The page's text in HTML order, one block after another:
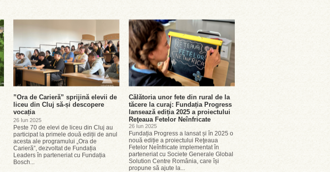
”Ora de Carieră” sprijină elevii de
liceu din Cluj să-și descopere
vocația
26 Iun 2025
Peste 70 de elevi de liceu din Cluj au
participat la primele două ediții de anul
acesta ale programului „Ora de
Carieră”, dezvoltat de Fundația
Leaders în parteneriat cu Fundația
Bosch...
Călătoria unor fete din rural de la
tăcere la curaj: Fundația Progress
lansează ediția 2025 a proiectului
Reţeaua Fetelor Neînfricate
26 Iun 2025
Fundația Progress a lansat și în 2025 o
nouă ediție a proiectului Reţeaua
Fetelor Neînfricate implementat în
parteneriat cu Societe Generale Global
Solution Centre România, care își
propune să ajute la...